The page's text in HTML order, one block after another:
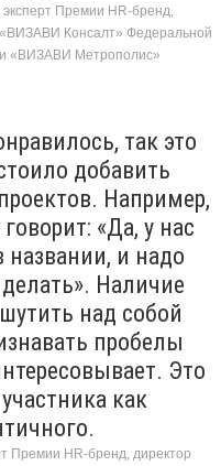
Премии HR-бренд,
Консалт» Федеральной
«ВИЗАВИ Метрополис»
так это
добавить
Например,
«Да, у нас
названии, и надо
Наличие
над собой
пробелы
Это
как
Премии HR-бренд, директор